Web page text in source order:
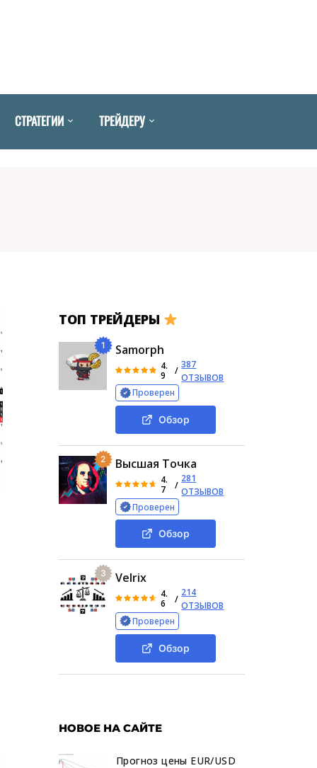
СТРАТЕГИИ ТРЕЙДЕРУ
ТОП ТРЕЙДЕРЫ
1 Samorph
4.
9
/
387
ОТЗЫВОВ
Проверен
Обзор
2 Высшая Точка
4.
7
/
281
ОТЗЫВОВ
Проверен
Обзор
3 Velrix
4.
6
/
214
ОТЗЫВОВ
Проверен
Обзор
НОВОЕ НА САЙТЕ
Прогноз цены EUR/USD